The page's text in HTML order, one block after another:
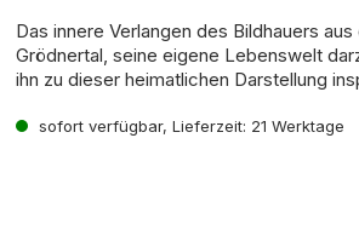
Das innere Verlangen des Bildhauers aus
Grödnertal, seine eigene Lebenswelt
ihn zu dieser heimatlichen Darstellung
handgeschnitzten Krippenfiguren aus
sofort verfügbar, Lieferzeit: 21 Werktage